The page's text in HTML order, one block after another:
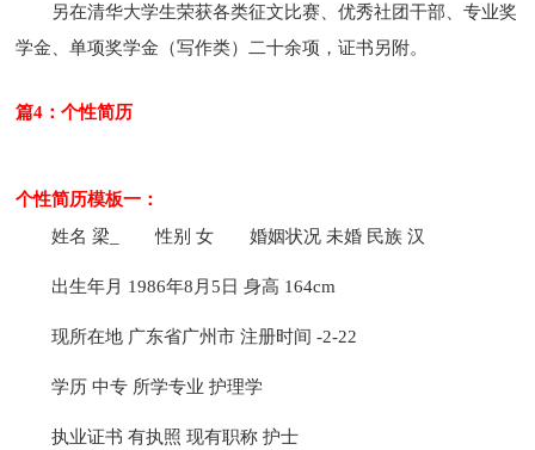
另在清华大学生荣获各类征文比赛、优秀社团干部、专业奖
学金、单项奖学金（写作类）二十余项，证书另附。
篇4：个性简历
个性简历模板一：
姓名 梁_
性别 女 婚姻状况 未婚 民族 汉
出生年月 1986年8月5日 身高 164cm
现所在地 广东省广州市 注册时间 -2-22
学历 中专 所学专业 护理学
执业证书 有执照 现有职称 护士